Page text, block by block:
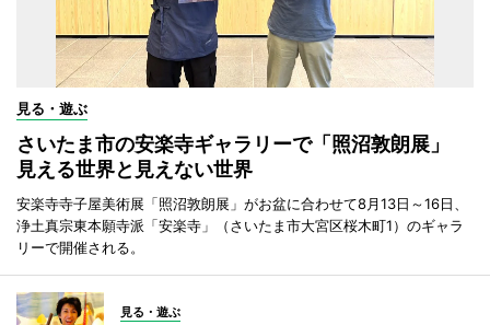
見る・遊ぶ
さいたま市の安楽寺ギャラリーで「照沼敦朗展」
見える世界と見えない世界
安楽寺寺子屋美術展「照沼敦朗展」がお盆に合わせて8月13日～16日、
浄土真宗東本願寺派「安楽寺」（さいたま市大宮区桜木町1）のギャラ
リーで開催される。
見る・遊ぶ